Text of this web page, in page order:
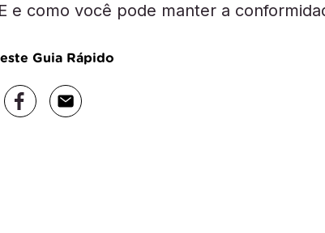
e como você pode manter a
Guia Rápido